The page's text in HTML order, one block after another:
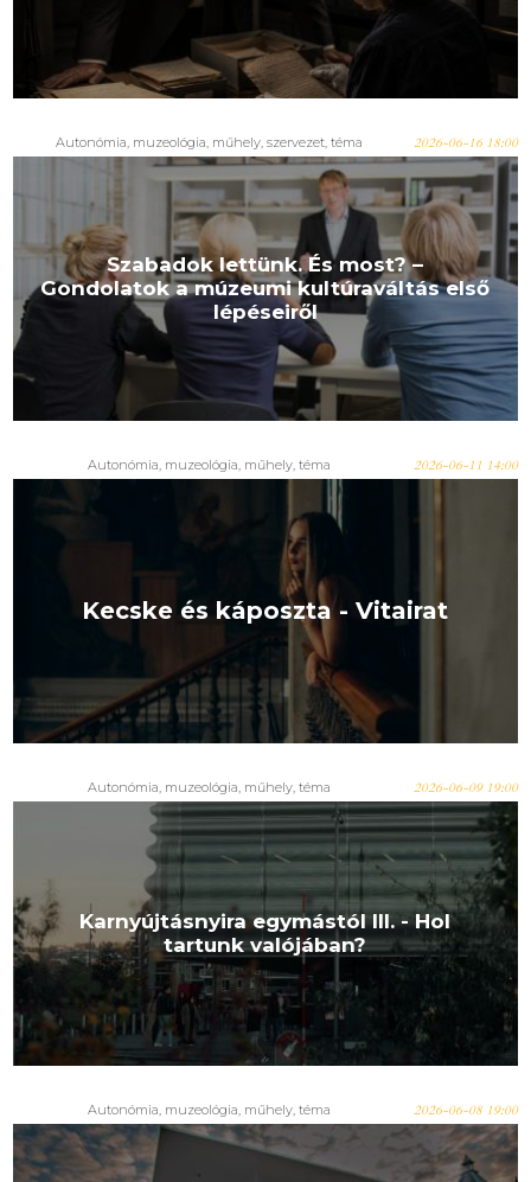
Autonómia, muzeológia, műhely, szervezet, téma 2026-06-16 18:00
Szabadok lettünk. És most? –
Gondolatok a múzeumi kultúraváltás első
lépéseiről
Autonómia, muzeológia, műhely, téma 2026-06-11 14:00
Kecske és káposzta - Vitairat
Autonómia, muzeológia, műhely, téma 2026-06-09 19:00
Karnyújtásnyira egymástól III. - Hol
tartunk valójában?
Autonómia, muzeológia, műhely, téma 2026-06-08 19:00